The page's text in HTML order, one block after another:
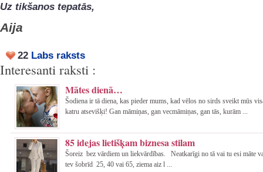
Uz tikšanos tepatās,
Aija
22 Labs raksts
Interesanti raksti :
Mātes dienā…
Šodiena ir tā diena, kas pieder mums, kad vēlos no sirds sveikt mūs
katru atsevišķi! Gan māmiņas, gan vecmāmiņas, gan tās, kurām ...
85 idejas lietišķam biznesa stilam
Šoreiz bez vārdiem un liekvārdības. Neatkarīgi no tā vai tu esi māte
tev šobrīd 25, 40 vai 65, ziema aiz l ...